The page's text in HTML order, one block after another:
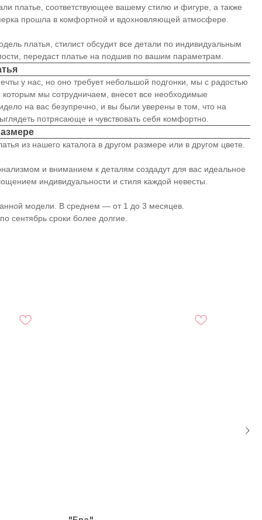
платье, соответствующее вашему стилю и фигуре, а также
прошла в комфортной и вдохновляющей атмосфере.
платья, стилист обсудит все детали по индивидуальным
передаст платье на подшив по вашим параметрам.
у нас, но оно требует небольшой подгонки, мы с радостью
мы сотрудничаем, внесет все необходимые
на вас безупречно, и вы были уверены в том, что на
потрясающе и чувствовать себя комфортно.
из нашего каталога в другом размере или в другом цвете.
и вниманием к деталям создадут для вас идеальное
индивидуальности и стиля каждой невесты.
модели. В среднем ― от 1 до 3 месяцев.
сентябрь сроки более долгие.